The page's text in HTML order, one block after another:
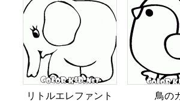
リトルエレファント 鳥の